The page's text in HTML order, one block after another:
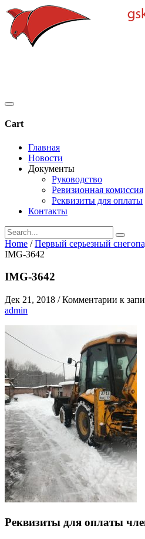
Cart
Главная
Новости
Документы
Руководство
Ревизионная комиссия
Реквизиты для оплаты
Контакты
Home / Первый серьезный
IMG-3642
IMG-3642
Дек 21, 2018 /Комментарии к
admin
Реквизиты для оплаты